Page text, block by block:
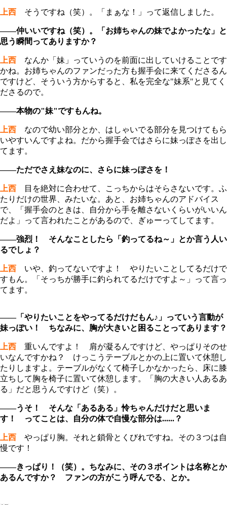
上西 そうですね（笑）。「まぁな！」って返信しました。
――仲いいですね（笑）。「お姉ちゃんの妹でよかったな」と
思う瞬間ってありますか？
上西
なんか「妹」っていうのを前面に出していけることです
かね。お姉ちゃんのファンだった方も握手会に来てくださるん
ですけど、そういう方からすると、私を完全な"妹系"と見てく
ださるので。
――本物の"妹"ですもんね。
上西 なので幼い部分とか、はしゃいでる部分を見つけてもら
いやすいんですよね。だから握手会ではさらに妹っぽさを出し
てます。
――ただでさえ妹なのに、さらに妹っぽさを！
上西
目を絶対に合わせて、こっちからはそらさないです。ふ
たりだけの世界、みたいな。あと、お姉ちゃんのアドバイス
で、「握手会のときは、自分から手を離さないくらいがいいん
だよ」って言われたことがあるので、ぎゅーってしてます。
――強烈！ そんなことしたら「釣ってるね～」とか言う人い
るでしょ？
上西
いや、釣ってないですよ！ やりたいことしてるだけで
すもん。「そっちが勝手に釣られてるだけですよ～」って言っ
てます。
――「やりたいことをやってるだけだもん♪」っていう言動が
妹っぽい！ ちなみに、胸が大きいと困ることってあります？
上西
重いんですよ！ 肩が凝るんですけど、やっぱりそのせ
いなんですかね？ けっこうテーブルとかの上に置いて休憩し
たりしますよ。テーブルがなくて椅子しかなかったら、床に膝
立ちして胸を椅子に置いて休憩します。「胸の大きい人あるあ
る」だと思うんですけど（笑）。
――うそ！ そんな「あるある」怜ちゃんだけだと思いま
す！ ってことは、自分の体で自慢な部分は......？
上西
やっぱり胸。それと鎖骨とくびれですね。その３つは自
慢です！
――きっぱり！（笑）。ちなみに、その３ポイントは名称とか
あるんですか？ ファンの方がこう呼んでる、とか。